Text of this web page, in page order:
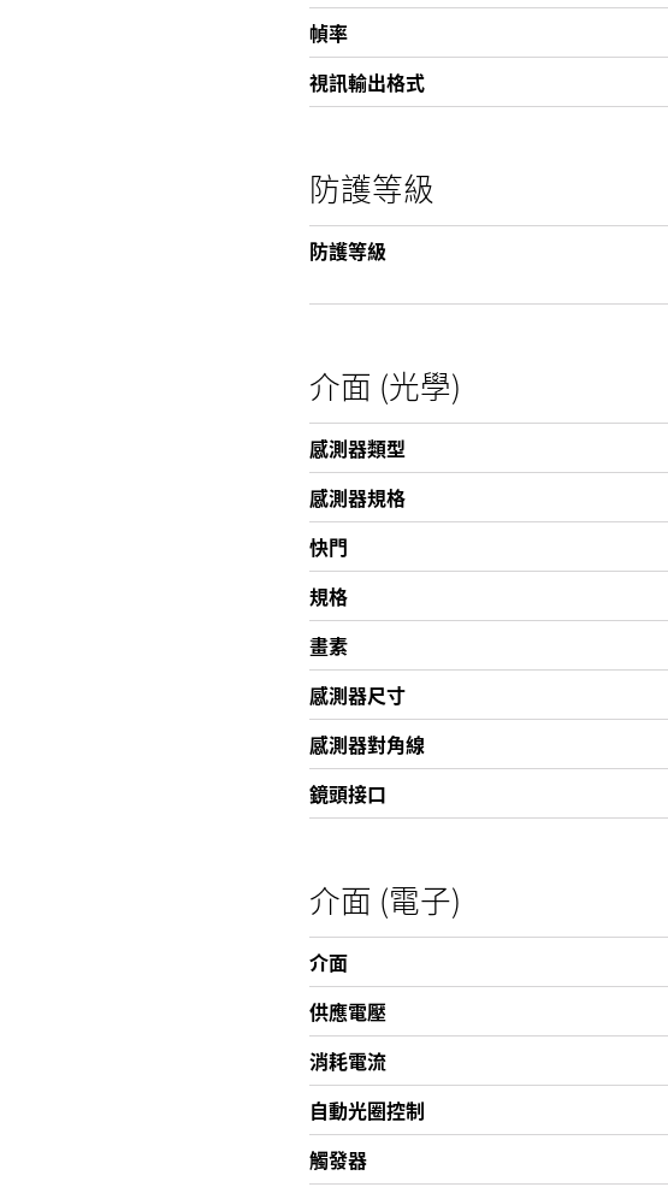
幀率
視訊輸出格式
防護等級
防護等級
介面 (光學)
感測器類型
感測器規格
快門
規格
畫素
感測器尺寸
感測器對角線
鏡頭接口
介面 (電子)
介面
供應電壓
消耗電流
自動光圈控制
觸發器